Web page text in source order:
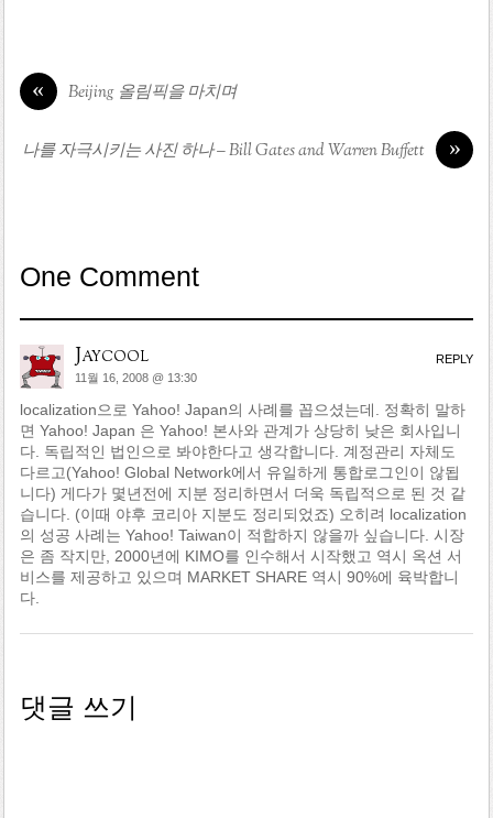
« Beijing 올림픽을 마치며
»
나를 자극시키는 사진 하나 – Bill Gates and Warren Buffett
One Comment
Jaycool
11월 16, 2008 @ 13:30
localization으로 Yahoo! Japan의 사례를 꼽으셨는데. 정확히 말하
면 Yahoo! Japan 은 Yahoo! 본사와 관계가 상당히 낮은 회사입니
다. 독립적인 법인으로 봐야한다고 생각합니다. 계정관리 자체도
다르고(Yahoo! Global Network에서 유일하게 통합로그인이 않됩
니다) 게다가 몇년전에 지분 정리하면서 더욱 독립적으로 된 것 같
습니다. (이때 야후 코리아 지분도 정리되었죠) 오히려 localization
의 성공 사례는 Yahoo! Taiwan이 적합하지 않을까 싶습니다. 시장
은 좀 작지만, 2000년에 KIMO를 인수해서 시작했고 역시 옥션 서
비스를 제공하고 있으며 MARKET SHARE 역시 90%에 육박합니
다.
REPLY
댓글 쓰기